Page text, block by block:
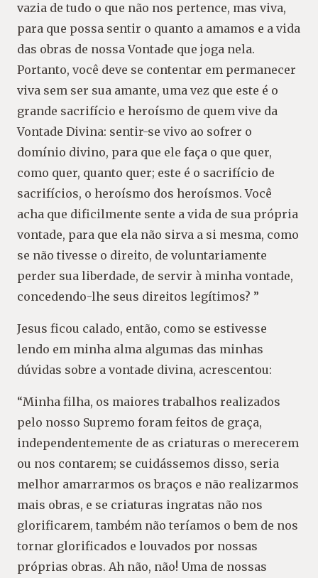
vazia de tudo o que não nos pertence, mas viva,
para que possa sentir o quanto a amamos e a vida
das obras de nossa Vontade que joga nela.
Portanto, você deve se contentar em permanecer
viva sem ser sua amante, uma vez que este é o
grande sacrifício e heroísmo de quem vive da
Vontade Divina: sentir-se vivo ao sofrer o
domínio divino, para que ele faça o que quer,
como quer, quanto quer; este é o sacrifício de
sacrifícios, o heroísmo dos heroísmos. Você
acha que dificilmente sente a vida de sua própria
vontade, para que ela não sirva a si mesma, como
se não tivesse o direito, de voluntariamente
perder sua liberdade, de servir à minha vontade,
concedendo-lhe seus direitos legítimos? ”
Jesus ficou calado, então, como se estivesse
lendo em minha alma algumas das minhas
dúvidas sobre a vontade divina, acrescentou:
“Minha filha, os maiores trabalhos realizados
pelo nosso Supremo foram feitos de graça,
independentemente de as criaturas o merecerem
ou nos contarem; se cuidássemos disso, seria
melhor amarrarmos os braços e não realizarmos
mais obras, e se criaturas ingratas não nos
glorificarem, também não teríamos o bem de nos
tornar glorificados e louvados por nossas
próprias obras. Ah não, não! Uma de nossas